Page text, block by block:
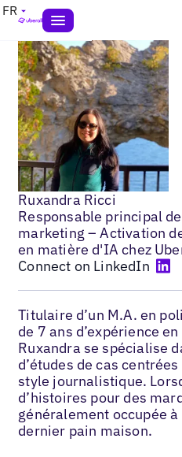
FR
Ruxandra Ricci
Responsable principal
marketing – Activation
en matière d'IA chez
Connect on LinkedIn
Titulaire d’un M.A. en
de 7 ans d’expérience
Ruxandra se spécialise
d’études de cas
style journalistique.
d’histoires pour des
généralement occupée
dernier pain maison.